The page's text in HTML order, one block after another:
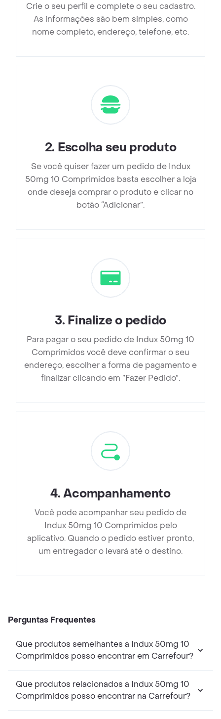
Crie o seu perfil e complete o seu cadastro.
As informações são bem simples, como
nome completo, endereço, telefone, etc.
2. Escolha seu produto
Se você quiser fazer um pedido de Indux
50mg 10 Comprimidos basta escolher a loja
onde deseja comprar o produto e clicar no
botão “Adicionar”.
3. Finalize o pedido
Para pagar o seu pedido de Indux 50mg 10
Comprimidos você deve confirmar o seu
endereço, escolher a forma de pagamento e
finalizar clicando em ”Fazer Pedido”.
4.Acompanhamento
Você pode acompanhar seu pedido de
Indux 50mg 10 Comprimidos pelo
aplicativo. Quando o pedido estiver pronto,
um entregador o levará até o destino.
Perguntas Frequentes
Que produtos semelhantes a Indux 50mg 10
Comprimidos posso encontrar em Carrefour?
Que produtos relacionados a Indux 50mg 10
Comprimidos posso encontrar na Carrefour?